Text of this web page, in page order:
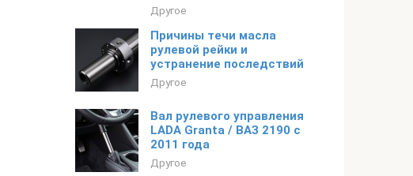
Другое
Причины течи масла
рулевой рейки и
устранение последствий
Другое
Вал рулевого управления
LADA Granta / ВАЗ 2190 с
2011 года
Другое